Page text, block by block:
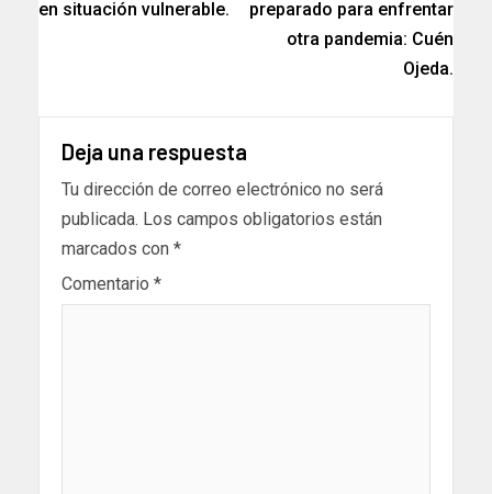
en situación vulnerable.
preparado para enfrentar
otra pandemia: Cuén
Ojeda.
Deja una respuesta
Tu dirección de correo electrónico no será
publicada. Los campos obligatorios están
marcados con *
Comentario *